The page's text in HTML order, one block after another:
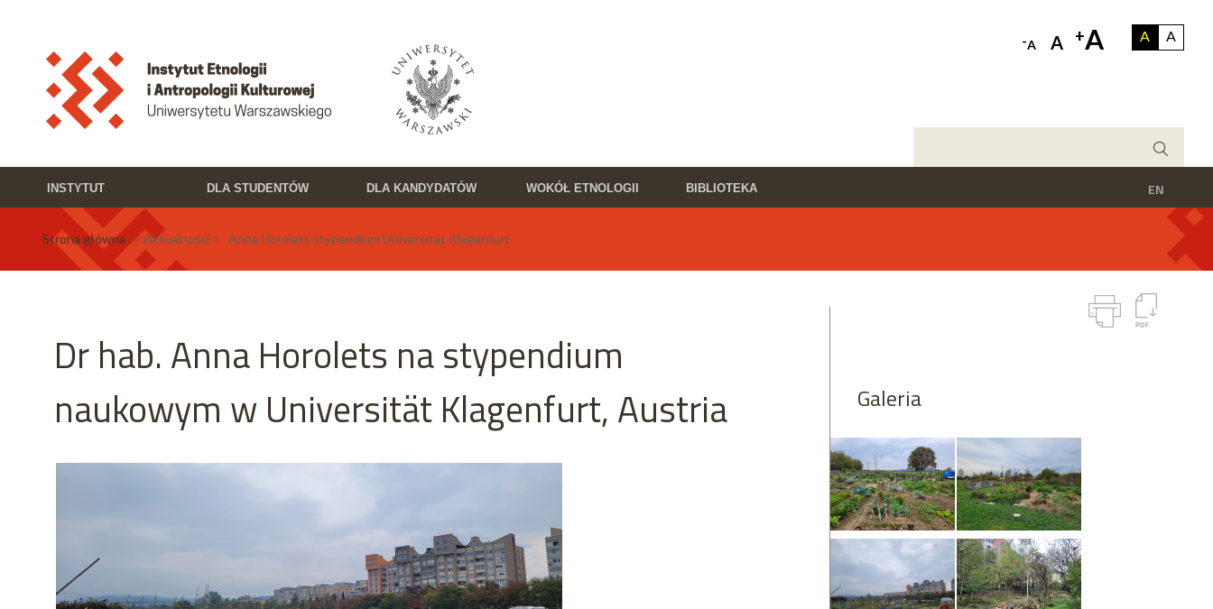
A
A
-A A +A
INSTYTUT DLA STUDENTÓW DLA KANDYDATÓW WOKÓŁ ETNOLOGII BIBLIOTEKA EN
Strona główna > Aktualności > Anna Horolets stypendium Universität Klagenfurt
Dr hab. Anna Horolets na stypendium
naukowym w Universität Klagenfurt, Austria
Galeria